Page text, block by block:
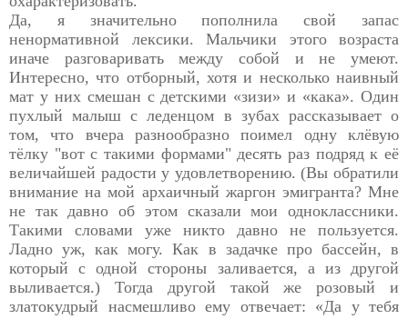
Да, я значительно пополнила свой запас
ненормативной лексики. Мальчики этого возраста
иначе разговаривать между собой и не умеют.
Интересно, что отборный, хотя и несколько наивный
мат у них смешан с детскими «зизи» и «кака». Один
пухлый малыш с леденцом в зубах рассказывает о
том, что вчера разнообразно поимел одну клёвую
тёлку "вот с такими формами" десять раз подряд к её
величайшей радости у удовлетворению. (Вы обратили
внимание на мой архаичный жаргон эмигранта? Мне
не так давно об этом сказали мои одноклассники.
Такими словами уже никто давно не пользуется.
Ладно уж, как могу. Как в задачке про бассейн, в
который с одной стороны заливается, а из другой
выливается.) Тогда другой такой же розовый и
златокудрый насмешливо ему отвечает: «Да у тебя